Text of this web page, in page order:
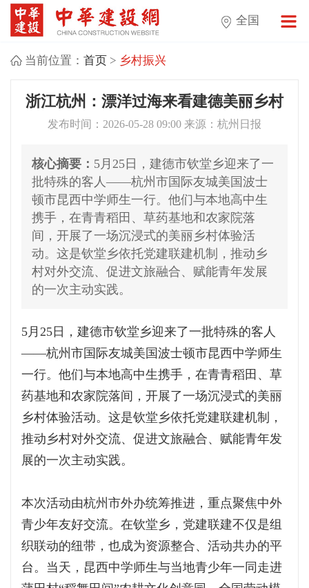
全国
当前位置： 首页> 乡村振兴
浙江杭州：漂洋过海来看建德美丽乡村
发布时间：2026-05-28 09:00 来源：杭州日报
核心摘要： 5月25日，建德市钦堂乡迎来了一
批特殊的客人——杭州市国际友城美国波士
顿市昆西中学师生一行。他们与本地高中生
携手，在青青稻田、草药基地和农家院落
间，开展了一场沉浸式的美丽乡村体验活
动。这是钦堂乡依托党建联建机制，推动乡
村对外交流、促进文旅融合、赋能青年发展
的一次主动实践。
5月25日，建德市钦堂乡迎来了一批特殊的客人
——杭州市国际友城美国波士顿市昆西中学师生
一行。他们与本地高中生携手，在青青稻田、草
药基地和农家院落间，开展了一场沉浸式的美丽
乡村体验活动。这是钦堂乡依托党建联建机制，
推动乡村对外交流、促进文旅融合、赋能青年发
展的一次主动实践。
本次活动由杭州市外办统筹推进，重点聚焦中外
青少年友好交流。在钦堂乡，党建联建不仅是组
织联动的纽带，也成为资源整合、活动共办的平
台。当天，昆西中学师生与当地青少年一同走进